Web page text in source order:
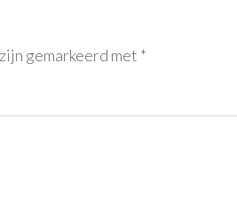
gemarkeerd met *